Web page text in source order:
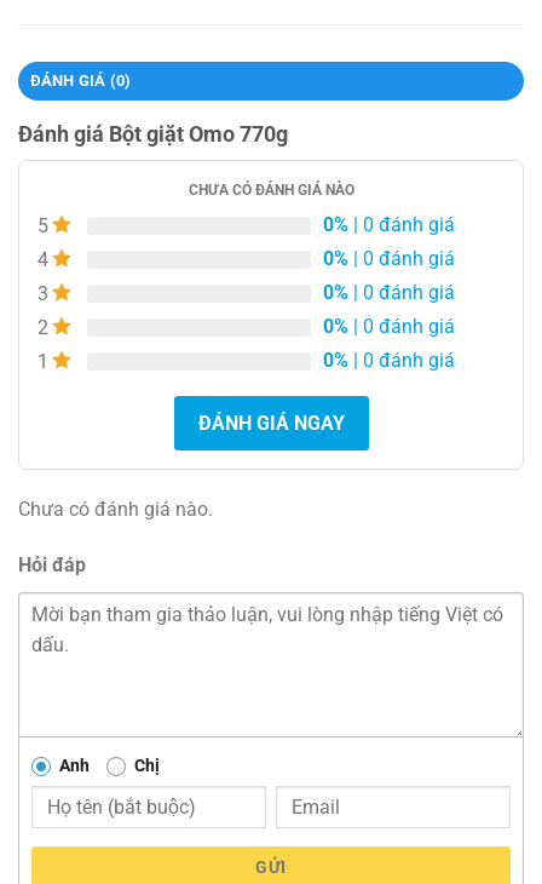
ĐÁNH GIÁ (0)
Đánh giá Bột giặt Omo 770g
CHƯA CÓ ĐÁNH GIÁ NÀO
5 0% | 0 đánh giá
4
0% | 0 đánh giá
3
0% | 0 đánh giá
2
0% | 0 đánh giá
1
0% | 0 đánh giá
ĐÁNH GIÁ NGAY
Chưa có đánh giá nào.
Hỏi đáp
Anh Chị
GỬI